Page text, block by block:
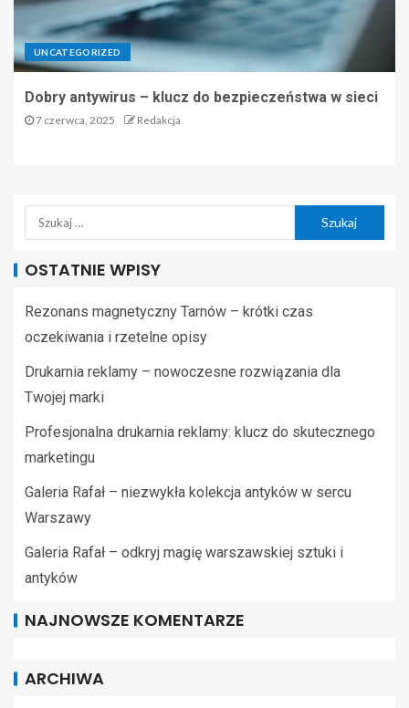
UNCATEGORIZED
Dobry antywirus – klucz do bezpieczeństwa w sieci
7 czerwca, 2025 Redakcja
OSTATNIE WPISY
Rezonans magnetyczny Tarnów – krótki czas
oczekiwania i rzetelne opisy
Drukarnia reklamy – nowoczesne rozwiązania dla
Twojej marki
Profesjonalna drukarnia reklamy: klucz do skutecznego
marketingu
Galeria Rafał – niezwykła kolekcja antyków w sercu
Warszawy
Galeria Rafał – odkryj magię warszawskiej sztuki i
antyków
NAJNOWSZE KOMENTARZE
ARCHIWA